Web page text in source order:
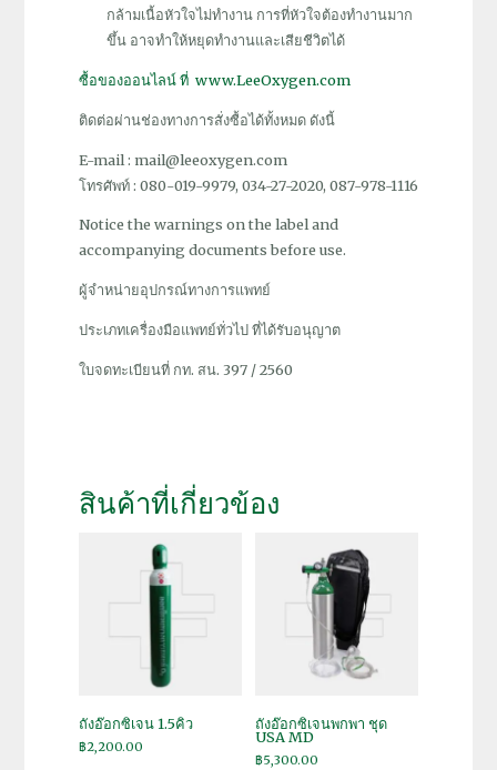
กล้ามเนื้อหัวใจไม่ทำงาน การที่หัวใจต้องทำงานมาก
ขึ้น อาจทำให้หยุดทำงานและเสียชีวิตได้
ซื้อของออนไลน์ ที่ www.LeeOxygen.com
ติดต่อผ่านช่องทางการสั่งซื้อได้ทั้งหมด ดังนี้
E-mail : mail@leeoxygen.com
โทรศัพท์ : 080-019-9979, 034-27-2020, 087-978-1116
Notice the warnings on the label and
accompanying documents before use.
ผู้จำหน่ายอุปกรณ์ทางการแพทย์
ประเภทเครื่องมือแพทย์ทั่วไป ที่ได้รับอนุญาต
ใบจดทะเบียนที่ กท. สน. 397 / 2560
สินค้าที่เกี่ยวข้อง
ถังอ๊อกซิเจน 1.5คิว
฿2,200.00
ถังอ๊อกซิเจนพกพา ชุด
USA MD
฿5,300.00